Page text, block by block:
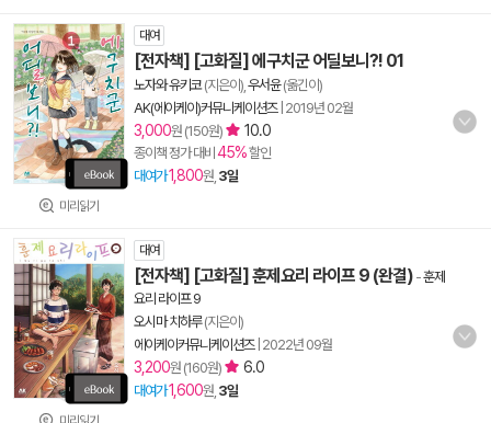
미리읽기
대여
[전자책] [고화질] 에구치군 어딜보니?! 01
노자와 유키코(지은이), 우서윤(옮긴이)
AK(에이케이)커뮤니케이션즈| 2019년 02월
3,000원 (150원) 10.0
종이책 정가 대비 45%할인
대여가1,800원, 3일
대여
[전자책] [고화질] 훈제요리 라이프 9 (완결) -훈제
요리 라이프 9
오시마 치하루(지은이)
에이케이커뮤니케이션즈| 2022년 09월
3,200원 (160원) 6.0
대여가1,600원, 3일